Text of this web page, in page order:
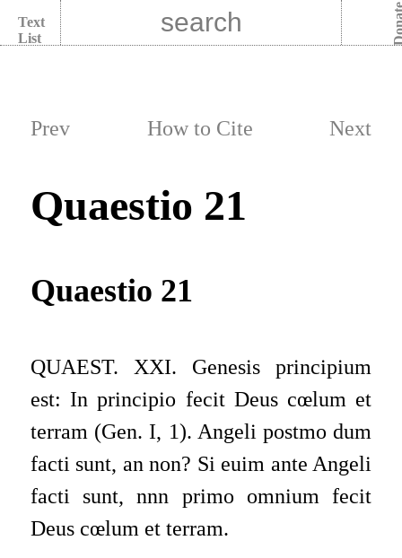
Text
List
Prev How to Cite Next
Quaestio 21
Quaestio 21
QUAEST. XXI. Genesis principium
est: In principio fecit Deus cœlum et
terram (Gen. I, 1). Angeli postmo­ dum
facti sunt, an non? Si euim ante Angeli
facti sunt, nnn primo omnium fecit
Deus cœlum et terram.